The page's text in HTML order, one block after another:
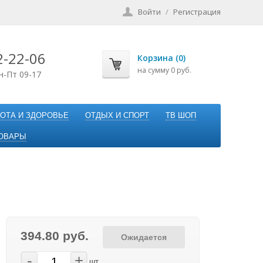
Войти / Регистрация
22-06
Пт 09-17
Корзина (0)
на сумму 0 руб.
И ЗДОРОВЬЕ ОТДЫХ И СПОРТ ТВ ШОП
394.80 руб. Ожидается